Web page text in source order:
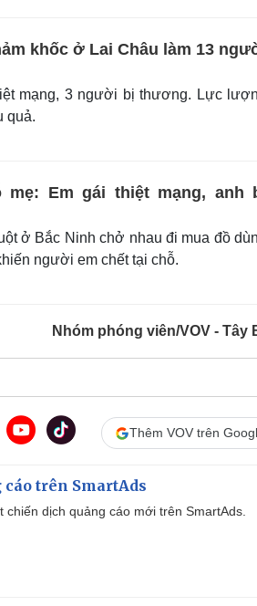
khốc ở Lai Châu làm 13
mạng, 3 người bị thương. Lực
quả.
Em gái thiệt mạng, anh
ở Bắc Ninh chở nhau đi mua đồ
người em chết tại chỗ.
Nhóm phóng viên/VOV - Tây
Thêm VOV trên
trên SmartAds
dịch quảng cáo mới trên SmartAds.